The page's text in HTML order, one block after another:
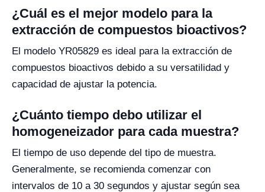
¿Cuál es el mejor modelo para la
extracción de compuestos bioactivos?
El modelo YR05829 es ideal para la extracción de
compuestos bioactivos debido a su versatilidad y
capacidad de ajustar la potencia.
¿Cuánto tiempo debo utilizar el
homogeneizador para cada muestra?
El tiempo de uso depende del tipo de muestra.
Generalmente, se recomienda comenzar con
intervalos de 10 a 30 segundos y ajustar según sea